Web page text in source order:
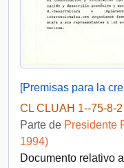
CL CLUAH 1--75-8-2
Parte de Presidente
1994)
Documento relativo